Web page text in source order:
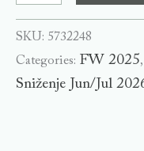
SKU: 5732248
Categories: FW 2025,
Sniženje Jun/Jul